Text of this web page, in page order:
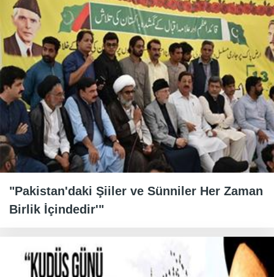
"Pakistan'daki Şiiler ve Sünniler Her Zaman
Birlik İçindedir'"